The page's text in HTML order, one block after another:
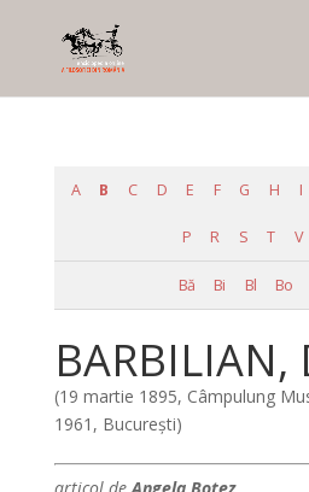
A B C D E F G H I
P R S T V
Bă Bi Bl Bo
BARBILIAN,
(19 martie 1895, Câmpulung
1961, Bucureşti)